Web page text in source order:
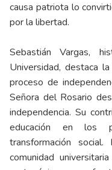
causa patriota lo
por la libertad.
Sebastián Vargas,
Universidad, destaca
proceso de
Señora del Rosario
independencia. Su
educación en los
transformación
comunidad